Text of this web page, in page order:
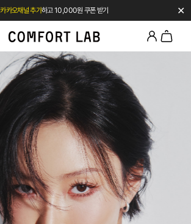
카카오채널 추가하고 10,000원 쿠폰 받기 ✕